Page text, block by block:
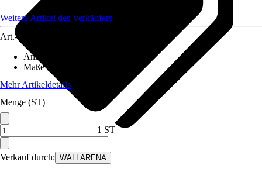
Verkauf durch: WALLARENA
Weitere Artikel des Verkäufers
Art.-Nr.
Anzahl der Teile
Maße (BxH)
Mehr Artikeldetails
Menge (ST)
1 ST